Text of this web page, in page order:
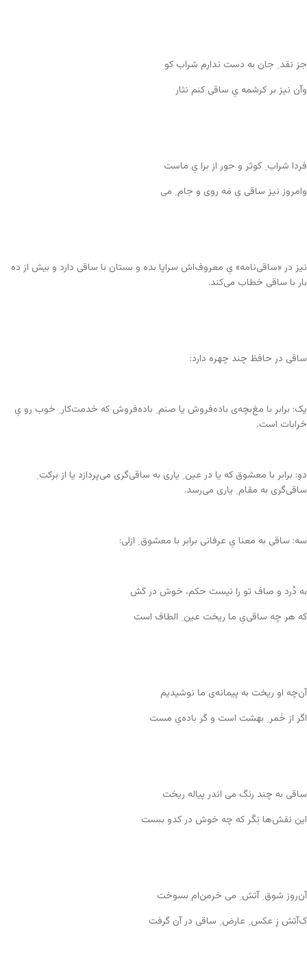
جز نقد ِ جان به دست ندارم شراب کو
وآن نیز بر کرشمه یِ ساقی کنم نثار
فردا شراب ِ کوثر و حور از برا یِ ماست
وامروز نیز ساقی یِ مَه روی و جام ِ می
نیز در «ساقی‌نامه» یِ معروف‌اش سراپا بده و بستان با ساقی دارد و بیش از ده
بار با ساقی خطاب می‌کند.
ساقی در حافظ چند چهره دارد:
یک: برابر با مغ‌بچه‌ی باده‌فروش یا صنم ِ باده‌فروش که خدمت‌کار ِ خوب رو یِ
خرابات است.
دو: برابر با معشوق که یا در عین ِ یاری به ساقی‌گری می‌پردازد یا از برکت ِ
ساقی‌گری به مقام ِ یاری می‌رسد.
سه: ساقی به معنا یِ عرفانی برابر با معشوق ِ ازلی:
به دُرد و صاف تو را نیست حکم، خوش در کَش
که هر چه ساقی‌یِ ما ریخت عین ِ الطاف است
آن‌چه او ریخت به پیمانه‌ی ما نوشیدیم
اگر از خَمر ِ بهشت است و گر باده‌یِ مست
ساقی به چند رنگ می اندر پیاله ریخت
این نقش‌ها نِگَر که چه خوش در کدو ببست
آن‌روز شوق ِ آتش ِ می خرمن‌ام بسوخت
ک‌آتش زِ عکس ِ عارض ِ ساقی در آن گرفت